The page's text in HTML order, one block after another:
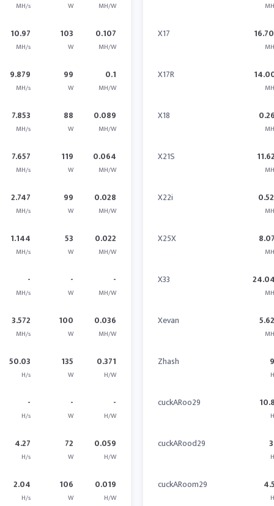
MH/s W MH/W
10.97
MH/s
103
W
0.107
MH/W
9.879
MH/s
99
W
0.1
MH/W
7.853
MH/s
88
W
0.089
MH/W
7.657
MH/s
119
W
0.064
MH/W
2.747
MH/s
99
W
0.028
MH/W
1.144
MH/s
53
W
0.022
MH/W
-
MH/s
-
W
-
MH/W
3.572
MH/s
100
W
0.036
MH/W
50.03
H/s
135
W
0.371
H/W
-
H/s
-
W
-
H/W
4.27
H/s
72
W
0.059
H/W
2.04
H/s
106
W
0.019
H/W
X17
X17R
X18
X21S
X22i
X25X
X33
Xevan
Zhash
cuckARoo29
cuckARood29
cuckARoom29